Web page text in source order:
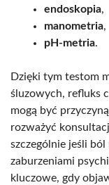
endoskopia,
manometria,
pH-metria.
Dzięki tym testom
śluzowych, refluks
mogą być
rozważyć
szczególnie jeśli
zaburzeniami
kluczowe, gdy